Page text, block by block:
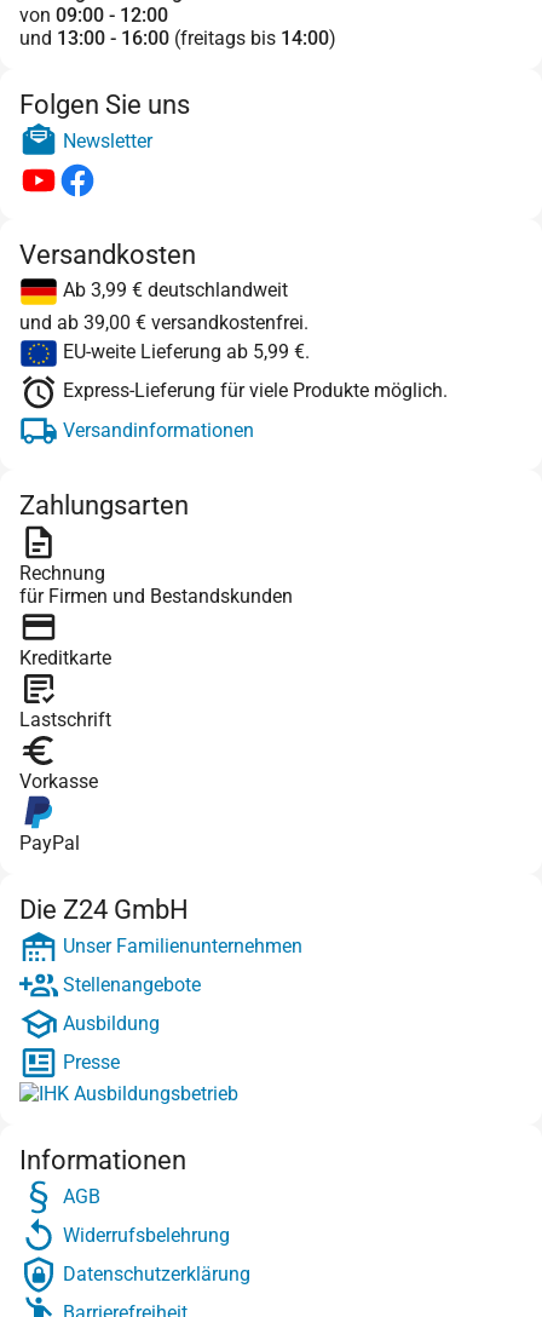
von 09:00 - 12:00
und 13:00 - 16:00 (freitags bis 14:00)
Folgen Sie uns
Newsletter
Versandkosten
Ab 3,99 € deutschlandweit
und ab 39,00 € versandkostenfrei.
EU-weite Lieferung ab 5,99 €.
Express-Lieferung für viele Produkte möglich.
Versandinformationen
Zahlungsarten
Rechnung
für Firmen und Bestandskunden
Kreditkarte
Lastschrift
Vorkasse
PayPal
Die Z24 GmbH
Unser Familienunternehmen
Stellenangebote
Ausbildung
Presse
Informationen
AGB
Widerrufsbelehrung
Datenschutzerklärung